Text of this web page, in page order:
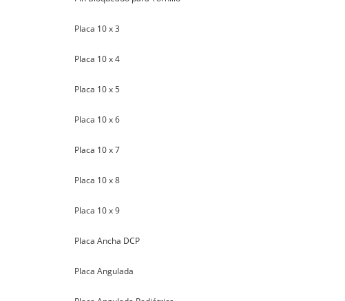
Placa 10 x 3
Placa 10 x 4
Placa 10 x 5
Placa 10 x 6
Placa 10 x 7
Placa 10 x 8
Placa 10 x 9
Placa Ancha DCP
Placa Angulada